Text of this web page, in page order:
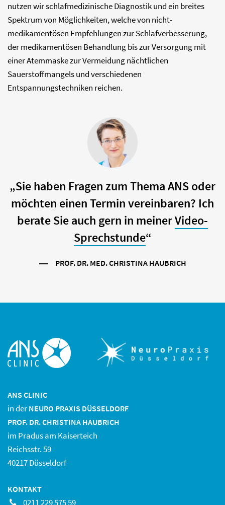
nutzen wir schlafmedizinische Diagnostik und ein breites
Spektrum von Möglichkeiten, welche von nicht-
medikamentösen Empfehlungen zur Schlafverbesserung,
der medikamentösen Behandlung bis zur Versorgung mit
einer Atemmaske zur Vermeidung nächtlichen
Sauerstoffmangels und verschiedenen
Entspannungstechniken reichen.
„Sie haben Fragen zum Thema ANS oder
möchten einen Termin vereinbaren? Ich
berate Sie auch gern in meinerVideo-
Sprechstunde“
PROF. DR. MED. CHRISTINA HAUBRICH
ANS CLINIC
in der NEURO PRAXIS DÜSSELDORF
PROF. DR. CHRISTINA HAUBRICH
im Pradus am Kaiserteich
Reichsstr. 59
40217 Düsseldorf
KONTAKT
0211 229 575 59